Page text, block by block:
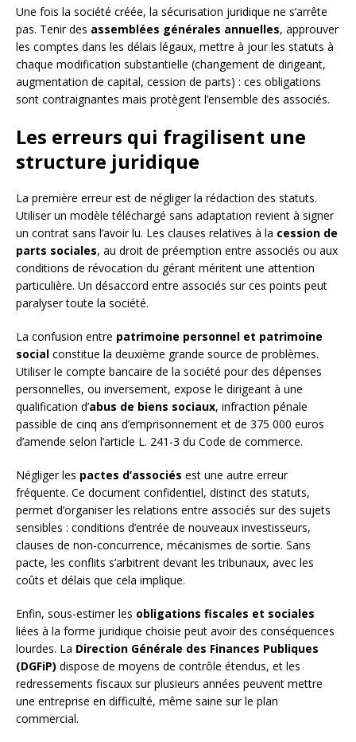
Une fois la société créée, la sécurisation juridique ne s’arrête
pas. Tenir des assemblées générales annuelles, approuver
les comptes dans les délais légaux, mettre à jour les statuts à
chaque modification substantielle (changement de dirigeant,
augmentation de capital, cession de parts) : ces obligations
sont contraignantes mais protègent l’ensemble des associés.
Les erreurs qui fragilisent une
structure juridique
La première erreur est de négliger la rédaction des statuts.
Utiliser un modèle téléchargé sans adaptation revient à signer
un contrat sans l’avoir lu. Les clauses relatives à la cession de
parts sociales, au droit de préemption entre associés ou aux
conditions de révocation du gérant méritent une attention
particulière. Un désaccord entre associés sur ces points peut
paralyser toute la société.
La confusion entre patrimoine personnel et patrimoine
social constitue la deuxième grande source de problèmes.
Utiliser le compte bancaire de la société pour des dépenses
personnelles, ou inversement, expose le dirigeant à une
qualification d’abus de biens sociaux, infraction pénale
passible de cinq ans d’emprisonnement et de 375 000 euros
d’amende selon l’article L. 241-3 du Code de commerce.
Négliger les pactes d’associés est une autre erreur
fréquente. Ce document confidentiel, distinct des statuts,
permet d’organiser les relations entre associés sur des sujets
sensibles : conditions d’entrée de nouveaux investisseurs,
clauses de non-concurrence, mécanismes de sortie. Sans
pacte, les conflits s’arbitrent devant les tribunaux, avec les
coûts et délais que cela implique.
Enfin, sous-estimer les obligations fiscales et sociales
liées à la forme juridique choisie peut avoir des conséquences
lourdes. La Direction Générale des Finances Publiques
(DGFiP) dispose de moyens de contrôle étendus, et les
redressements fiscaux sur plusieurs années peuvent mettre
une entreprise en difficulté, même saine sur le plan
commercial.